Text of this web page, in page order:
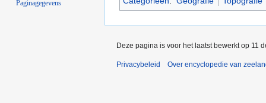
Paginagegevens
Deze pagina is voor het laatst bewerkt op 11
Privacybeleid Over encyclopedie van